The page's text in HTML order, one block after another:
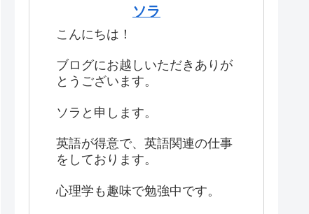
ソラ
こんにちは！
ブログにお越しいただきありが
とうございます。
ソラと申します。
英語が得意で、英語関連の仕事
をしております。
心理学も趣味で勉強中です。